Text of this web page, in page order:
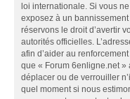
loi internationale. Si vous
exposez à un
réservons le droit d’avertir
autorités officielles.
afin d’aider au
que « Forum 6enligne.net »
déplacer ou de verrouiller
quel moment si nous